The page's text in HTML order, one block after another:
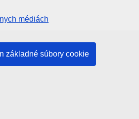
základné súbory cookie
médiách
EÚ